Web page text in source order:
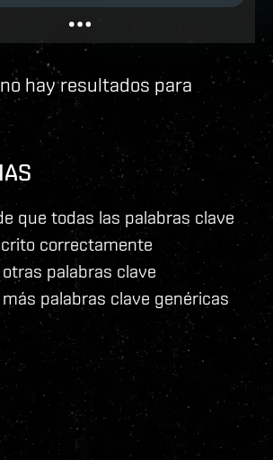
hay resultados para
que todas las palabras clave
correctamente
palabras clave
palabras clave genéricas